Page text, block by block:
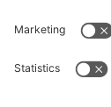
Cerca